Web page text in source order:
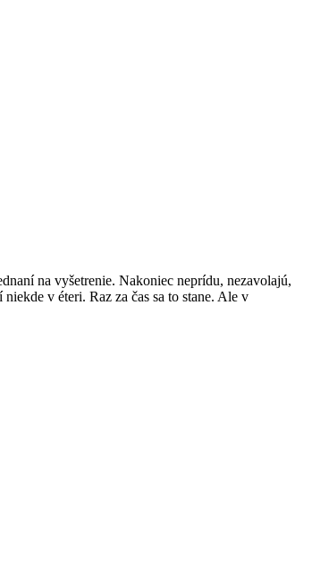
na vyšetrenie. Nakoniec neprídu, nezavolajú,
v éteri. Raz za čas sa to stane. Ale v